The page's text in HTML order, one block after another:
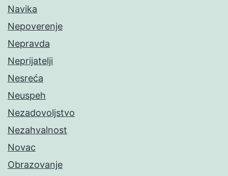
Navika
Nepoverenje
Nepravda
Neprijatelji
Nesreća
Neuspeh
Nezadovoljstvo
Nezahvalnost
Novac
Obrazovanje